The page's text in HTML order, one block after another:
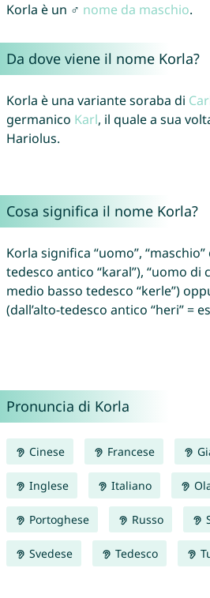
Korla è un ♂ nome da maschio.
Da dove viene il nome Korla?
Korla è una variante soraba di
germanico Karl, il quale a sua
Hariolus.
Cosa significa il nome Korla?
Korla significa “uomo”, “maschio”
tedesco antico “karal”), “uomo di
medio basso tedesco “kerle”)
(dall’alto-tedesco antico “heri” =
Pronuncia di Korla
Cinese Francese
Inglese Italiano
Portoghese Russo
Svedese Tedesco